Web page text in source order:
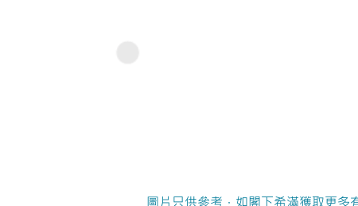
圖片只供參考，如閣下希滿獲取更多